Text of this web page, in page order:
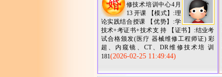
修技术培训中心4月
13 开课 【模式】:理
论实践结合授课 【优势】:学
技术+考证书+技术支 持 【证书】:结业考
试合格颁发(医疗 器械维修工程师证) 彩
超、内窥镜、CT、DR维修技术培 训
181(2026-02-25 11:49:44)